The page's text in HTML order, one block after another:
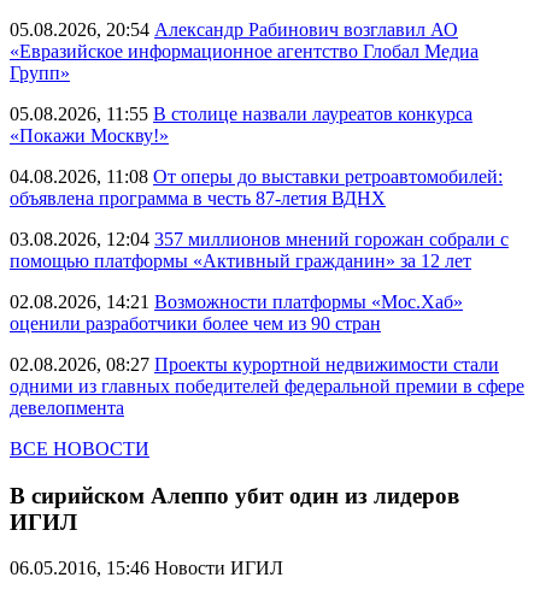
05.08.2026, 20:54 Александр Рабинович возглавил АО
«Евразийское информационное агентство Глобал Медиа
Групп»
05.08.2026, 11:55 В столице назвали лауреатов конкурса
«Покажи Москву!»
04.08.2026, 11:08 От оперы до выставки ретроавтомобилей:
объявлена программа в честь 87-летия ВДНХ
03.08.2026, 12:04 357 миллионов мнений горожан собрали с
помощью платформы «Активный гражданин» за 12 лет
02.08.2026, 14:21 Возможности платформы «Мос.Хаб»
оценили разработчики более чем из 90 стран
02.08.2026, 08:27 Проекты курортной недвижимости стали
одними из главных победителей федеральной премии в сфере
девелопмента
ВСЕ НОВОСТИ
В сирийском Алеппо убит один из лидеров
ИГИЛ
06.05.2016, 15:46 Новости ИГИЛ